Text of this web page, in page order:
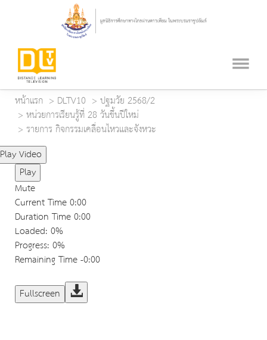
หน้าแรก DLTV10
ปฐมวัย 2568/2
หน่วยการเรียนรู้ที่ 28 วันขึ้นปีใหม่
รายการ กิจกรรมเคลื่อนไหวและจังหวะ
Play Video
Play
Mute
Current Time0:00
Duration Time0:00
Loaded: 0%
Progress: 0%
Remaining Time-0:00
Fullscreen